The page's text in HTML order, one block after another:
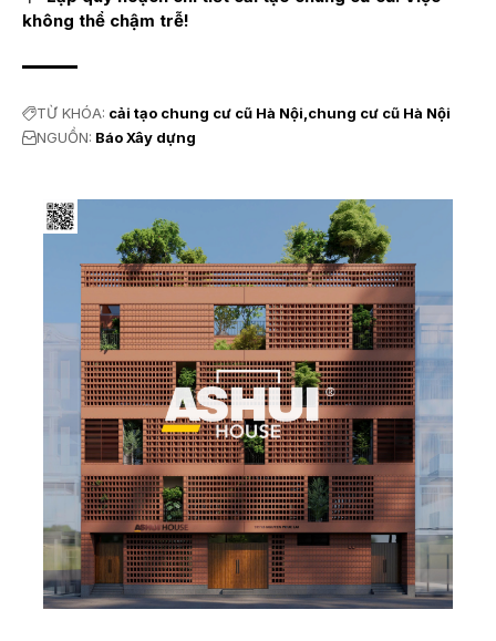
không thể chậm trễ!
TỪ KHÓA: cải tạo chung cư cũ Hà Nội chung cư cũ Hà Nội
NGUỒN: Báo Xây dựng